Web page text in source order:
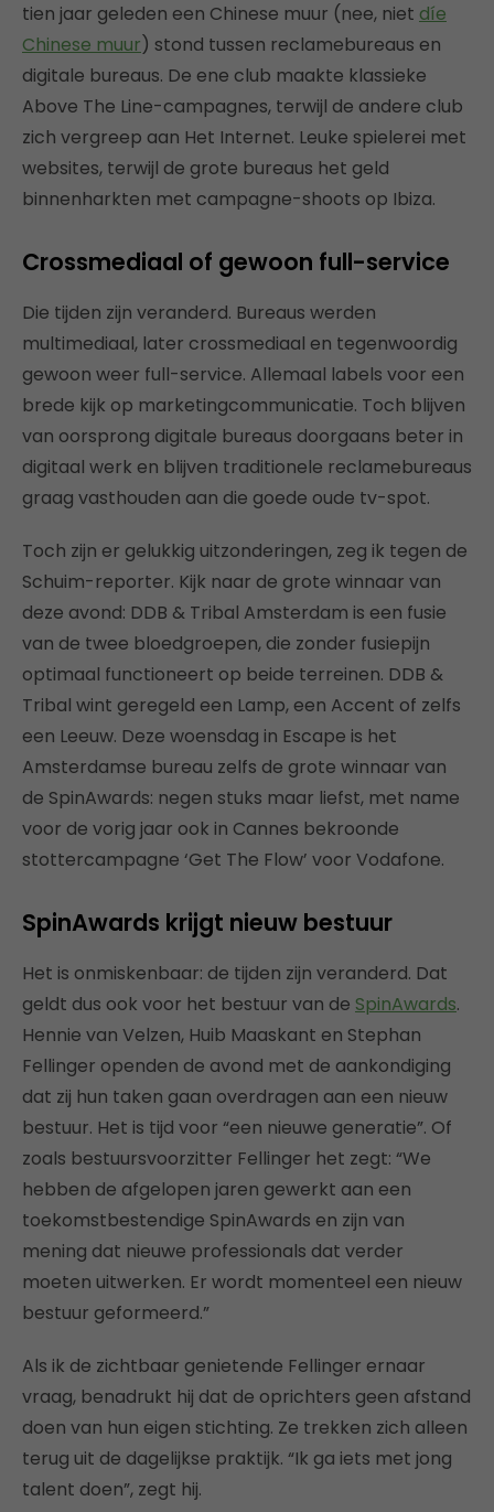
tien jaar geleden een Chinese muur (nee, niet díe
Chinese muur) stond tussen reclamebureaus en
digitale bureaus. De ene club maakte klassieke
Above The Line-campagnes, terwijl de andere club
zich vergreep aan Het Internet. Leuke spielerei met
websites, terwijl de grote bureaus het geld
binnenharkten met campagne-shoots op Ibiza.
Crossmediaal of gewoon full-service
Die tijden zijn veranderd. Bureaus werden
multimediaal, later crossmediaal en tegenwoordig
gewoon weer full-service. Allemaal labels voor een
brede kijk op marketingcommunicatie. Toch blijven
van oorsprong digitale bureaus doorgaans beter in
digitaal werk en blijven traditionele reclamebureaus
graag vasthouden aan die goede oude tv-spot.
Toch zijn er gelukkig uitzonderingen, zeg ik tegen de
Schuim-reporter. Kijk naar de grote winnaar van
deze avond: DDB & Tribal Amsterdam is een fusie
van de twee bloedgroepen, die zonder fusiepijn
optimaal functioneert op beide terreinen. DDB &
Tribal wint geregeld een Lamp, een Accent of zelfs
een Leeuw. Deze woensdag in Escape is het
Amsterdamse bureau zelfs de grote winnaar van
de SpinAwards: negen stuks maar liefst, met name
voor de vorig jaar ook in Cannes bekroonde
stottercampagne ‘Get The Flow’ voor Vodafone.
SpinAwards krijgt nieuw bestuur
Het is onmiskenbaar: de tijden zijn veranderd. Dat
geldt dus ook voor het bestuur van de SpinAwards.
Hennie van Velzen, Huib Maaskant en Stephan
Fellinger openden de avond met de aankondiging
dat zij hun taken gaan overdragen aan een nieuw
bestuur. Het is tijd voor “een nieuwe generatie”. Of
zoals bestuursvoorzitter Fellinger het zegt: “We
hebben de afgelopen jaren gewerkt aan een
toekomstbestendige SpinAwards en zijn van
mening dat nieuwe professionals dat verder
moeten uitwerken. Er wordt momenteel een nieuw
bestuur geformeerd.”
Als ik de zichtbaar genietende Fellinger ernaar
vraag, benadrukt hij dat de oprichters geen afstand
doen van hun eigen stichting. Ze trekken zich alleen
terug uit de dagelijkse praktijk. “Ik ga iets met jong
talent doen”, zegt hij.